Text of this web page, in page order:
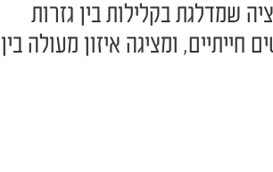
שמדלגת בקלילות בין גזרות
חייתיים, ומציגה איזון מעולה בין